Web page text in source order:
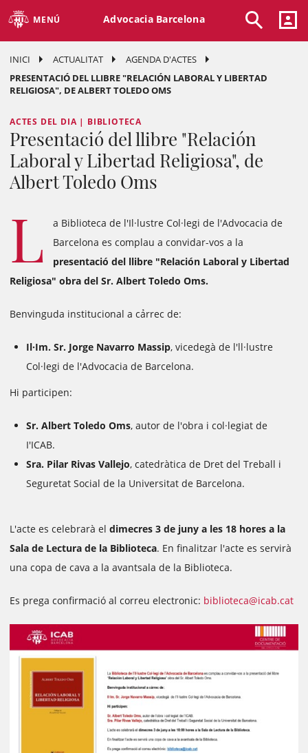
MENÚ Advocacia Barcelona
INICI ACTUALITAT
AGENDA D'ACTES
PRESENTACIÓ DEL LLIBRE "RELACIÓN LABORAL Y LIBERTAD
RELIGIOSA", DE ALBERT TOLEDO OMS
ACTES DEL DIA | BIBLIOTECA
Presentació del llibre "Relación
Laboral y Libertad Religiosa", de
Albert Toledo Oms
L
a Biblioteca de l'Il·lustre Col·legi de l'Advocacia de
Barcelona es complau a convidar-vos a la
presentació del llibre "Relación Laboral y Libertad
Religiosa" obra del Sr. Albert Toledo Oms.
Benvinguda institucional a cảrrec de:
Il·Im. Sr. Jorge Navarro Massip, vicedegà de l'll·lustre
Col·legi de l'Advocacia de Barcelona.
Hi participen:
Sr. Albert Toledo Oms, autor de l'obra i col·legiat de
I'ICAB.
Sra. Pilar Rivas Vallejo, catedràtica de Dret del Treball i
Seguretat Social de la Universitat de Barcelona.
L'acte es celebrarà el dimecres 3 de juny a les 18 hores a la
Sala de Lectura de la Biblioteca. En finalitzar l'acte es servirà
una copa de cava a la avantsala de la Biblioteca.
Es prega confirmació al correu electronic: biblioteca@icab.cat